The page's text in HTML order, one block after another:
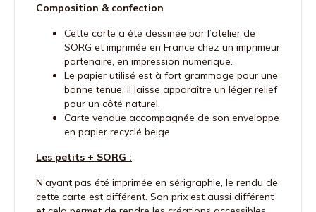
Composition & confection
Cette carte a été dessinée par l’atelier de
SORG et imprimée en France chez un imprimeur
partenaire, en impression numérique.
Le papier utilisé est à fort grammage pour une
bonne tenue, il laisse apparaître un léger relief
pour un côté naturel.
Carte vendue accompagnée de son enveloppe
en papier recyclé beige
Les petits + SORG :
N’ayant pas été imprimée en sérigraphie, le rendu de
cette carte est différent. Son prix est aussi différent